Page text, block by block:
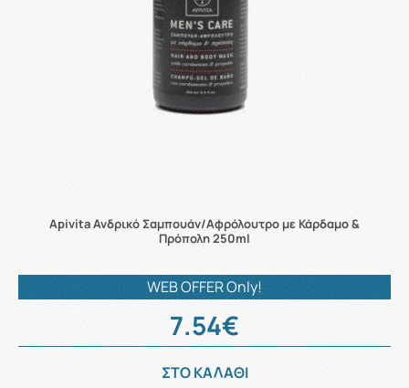
Apivita Ανδρικό Σαμπουάν/Αφρόλουτρο με Κάρδαμο &
Πρόπολη 250ml
WEB OFFER Only!
7.54€
ΣΤΟ ΚΑΛΑΘΙ